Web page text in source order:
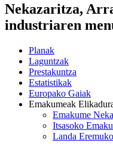
Nekazaritza,
industriaren
Planak
Laguntzak
Prestakuntza
Estatistikak
Europako Gaiak
Emakumeak
Emakume
Itsasoko
Landa